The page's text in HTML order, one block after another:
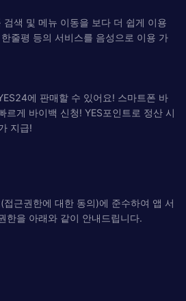
검색 및 메뉴 이동을 보다 더 쉽게 이용
줄평 등의 서비스를 음성으로 이용 가
에 판매할 수 있어요! 스마트폰 바
르게 바이백 신청! YES포인트로 정산 시
지급!
근권한에 대한 동의)에 준수하여 앱 서
한을 아래와 같이 안내드립니다.